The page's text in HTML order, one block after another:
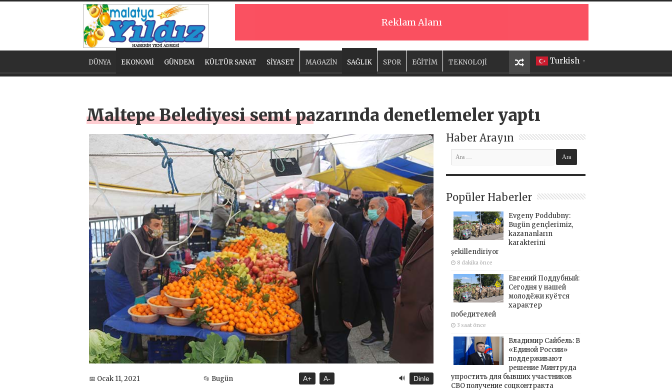
Reklam Alanı
Turkish ▼
DÜNYA EKONOMİ GÜNDEM KÜLTÜR SANAT SİYASET MAGAZİN SAĞLIK SPOR EĞİTİM TEKNOLOJİ
Maltepe Belediyesi semt pazarında denetlemeler yaptı
📅 Ocak 11, 2021 📂 Bugün A+ A- 🔊 Dinle
Haber Arayın
Popüler Haberler
Evgeny Poddubny:
Bugün gençlerimiz,
kazananların
karakterini
şekillendiriyor
8 dakika önce
Евгений Поддубный:
Сегодня у нашей
молодёжи куётся
характер
победителей
3 saat önce
Владимир Сайбель: В
«Единой России»
поддерживают
решение Минтруда
упростить для бывших участников
СВО получение соцконтракта